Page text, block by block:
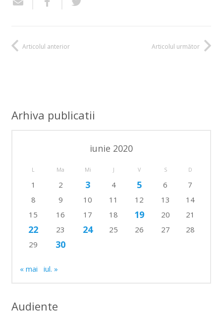
Articolul anterior Articolul următor
Arhiva publicatii
iunie 2020
L Ma Mi J V S D
1 2 3 4 5 6
7
8
9 10 11 12 13
14
15
16 17 18 19 20 21
22 23 24 25 26 27
28
29
30
« mai iul. »
Audiente